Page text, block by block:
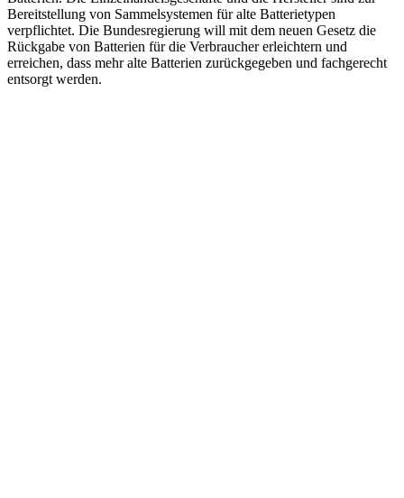
Bereitstellung von Sammelsystemen für alte Batterietypen
verpflichtet. Die Bundesregierung will mit dem neuen Gesetz die
Rückgabe von Batterien für die Verbraucher erleichtern und
erreichen, dass mehr alte Batterien zurückgegeben und fachgerecht
entsorgt werden.